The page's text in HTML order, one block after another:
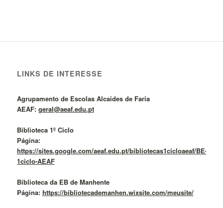
LINKS DE INTERESSE
Agrupamento de Escolas Alcaides de Faria
AEAF: geral@aeaf.edu.pt
Biblioteca 1º Ciclo
Página:
https://sites.google.com/aeaf.edu.pt/bibliotecas1cicloaeaf/BE-
1ciclo-AEAF
Biblioteca da EB de Manhente
Página: https://bibliotecademanhen.wixsite.com/meusite/